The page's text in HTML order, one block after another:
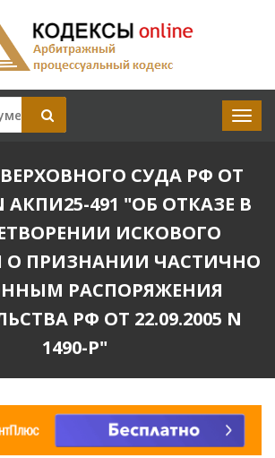
СУДА РФ ОТ
АКПИ25-491 "ОБ ОТКАЗЕ В
ИСКОВОГО
О ПРИЗНАНИИ ЧАСТИЧНО
РАСПОРЯЖЕНИЯ
РФ ОТ 22.09.2005 N
1490-Р"